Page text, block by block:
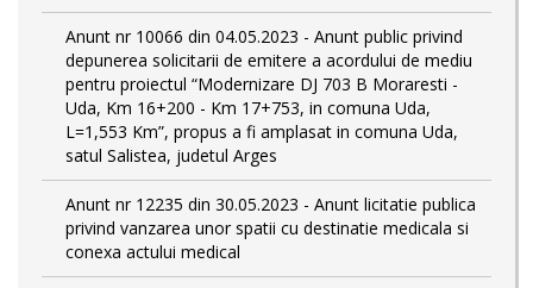
Anunt nr 10066 din 04.05.2023 - Anunt public privind
depunerea solicitarii de emitere a acordului de mediu
pentru proiectul “Modernizare DJ 703 B Moraresti -
Uda, Km 16+200 - Km 17+753, in comuna Uda,
L=1,553 Km”, propus a fi amplasat in comuna Uda,
satul Salistea, judetul Arges
Anunt nr 12235 din 30.05.2023 - Anunt licitatie publica
privind vanzarea unor spatii cu destinatie medicala si
conexa actului medical